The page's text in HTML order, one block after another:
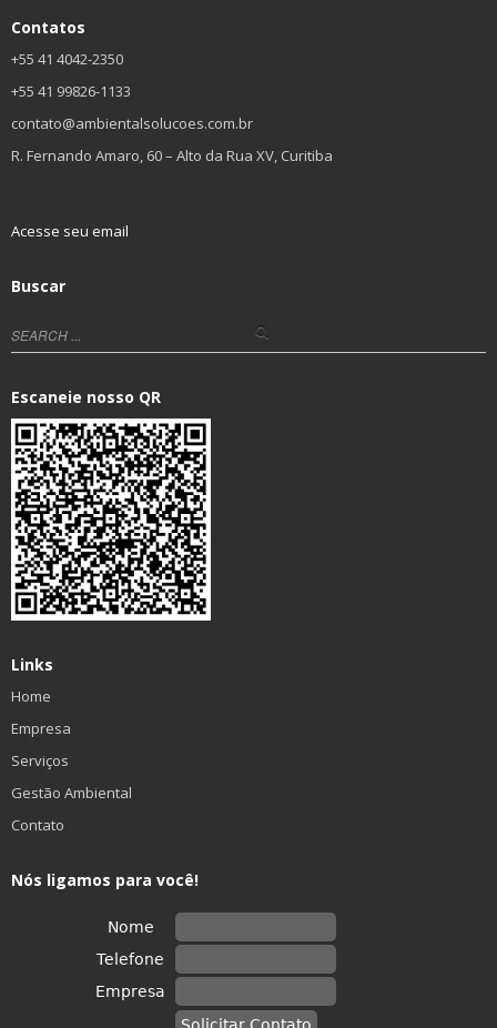
Contatos
+55 41 4042-2350
+55 41 99826-1133
contato@ambientalsolucoes.com.br
R. Fernando Amaro, 60 – Alto da Rua XV, Curitiba
Acesse seu email
Buscar
Escaneie nosso QR
Links
Home
Empresa
Serviços
Gestão Ambiental
Contato
Nós ligamos para você!